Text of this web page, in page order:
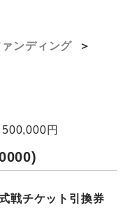
ンディング
＞
円
戦チケット引換券